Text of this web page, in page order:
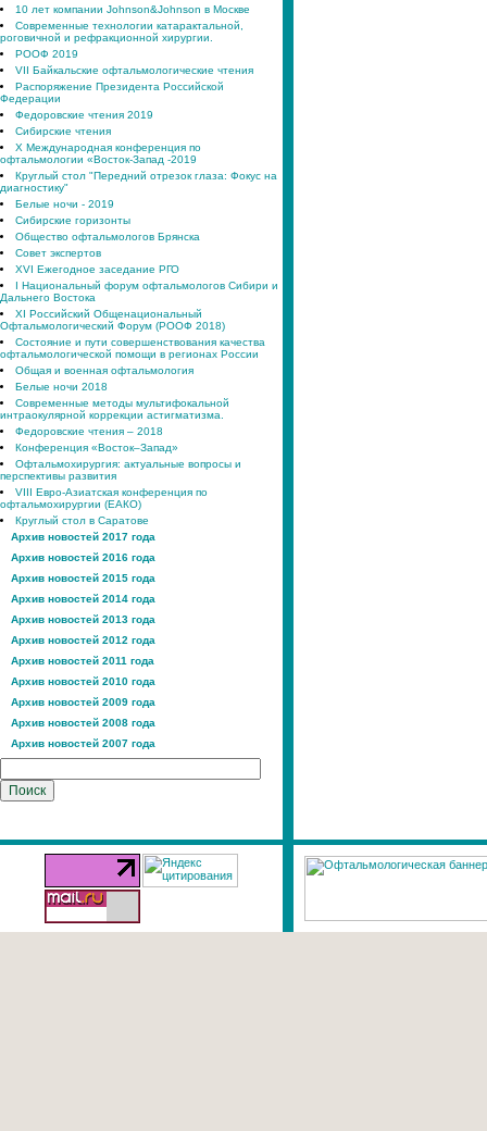
10 лет компании Johnson&Johnson в Москве
Современные технологии катарактальной,
роговичной и рефракционной хирургии.
РООФ 2019
VII Байкальские офтальмологические чтения
Распоряжение Президента Российской
Федерации
Федоровские чтения 2019
Сибирские чтения
X Международная конференция по
офтальмологии «Восток-Запад -2019
Круглый стол "Передний отрезок глаза: Фокус на
диагностику"
Белые ночи - 2019
Сибирские горизонты
Общество офтальмологов Брянска
Совет экспертов
XVI Ежегодное заседание РГО
I Национальный форум офтальмологов Сибири и
Дальнего Востока
XI Российский Общенациональный
Офтальмологический Форум (РООФ 2018)
Состояние и пути совершенствования качества
офтальмологической помощи в регионах России
Общая и военная офтальмология
Белые ночи 2018
Современные методы мультифокальной
интраокулярной коррекции астигматизма.
Федоровские чтения – 2018
Конференция «Восток–Запад»
Офтальмохирургия: актуальные вопросы и
перспективы развития
VIII Евро-Азиатская конференция по
офтальмохирургии (ЕАКО)
Круглый стол в Саратове
Архив новостей 2017 года
Архив новостей 2016 года
Архив новостей 2015 года
Архив новостей 2014 года
Архив новостей 2013 года
Архив новостей 2012 года
Архив новостей 2011 года
Архив новостей 2010 года
Архив новостей 2009 года
Архив новостей 2008 года
Архив новостей 2007 года